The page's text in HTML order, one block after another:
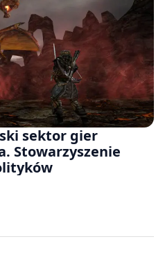
sektor gier
Stowarzyszenie